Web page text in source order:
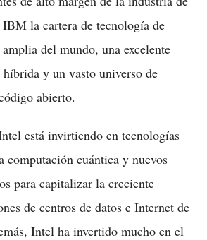
la cartera de tecnología de
del mundo, una excelente
y un vasto universo de
abierto.
está invirtiendo en tecnologías
computación cuántica y nuevos
para capitalizar la creciente
de centros de datos e Internet de
Intel ha invertido mucho en el